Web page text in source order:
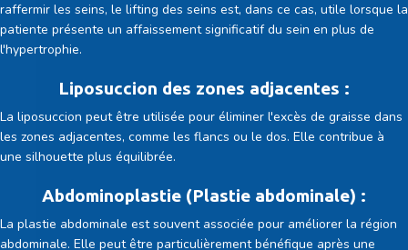
raffermir les seins, le lifting des seins est, dans ce cas, utile lorsque la
patiente présente un affaissement significatif du sein en plus de
l'hypertrophie.
Liposuccion des zones adjacentes :
La liposuccion peut être utilisée pour éliminer l'excès de graisse dans
les zones adjacentes, comme les flancs ou le dos. Elle contribue à
une silhouette plus équilibrée.
Abdominoplastie (Plastie abdominale) :
La plastie abdominale est souvent associée pour améliorer la région
abdominale. Elle peut être particulièrement bénéfique après une